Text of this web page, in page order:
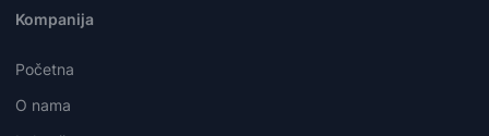
Kompanija
Početna
O nama